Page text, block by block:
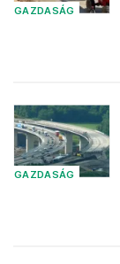
GAZDASÁG
GAZDASÁG